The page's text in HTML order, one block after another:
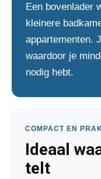
Een bovenlader
kleinere
appartementen.
waardoor je
nodig hebt.
COMPACT EN
Ideaal
telt